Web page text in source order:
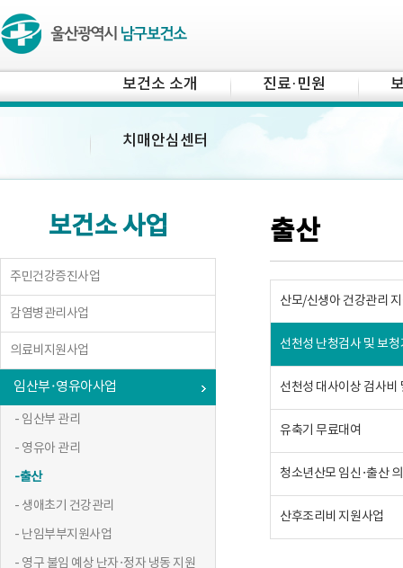
보건소 소개 진료·민원
치매안심센터
보건소 사업
주민건강증진사업
감염병관리사업
의료비지원사업
임산부·영유아사업
- 임산부 관리
- 영유아 관리
- 출산
- 생애초기 건강관리
- 난임부부지원사업
- 영구 불임 예상 난자·정자 냉동 지원
출산
산모/신생아 건강관리
선천성 난청검사 및 보청
선천성 대사이상 검사비
유축기 무료대여
청소년산모 임신·출산
산후조리비 지원사업